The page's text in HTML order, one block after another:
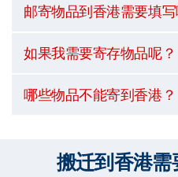
邮寄物品到香港需要填
如果我需要寄存物品呢？
哪些物品不能寄到香港？
搬迁到香港